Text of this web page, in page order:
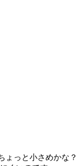
ょっと小さめかな？